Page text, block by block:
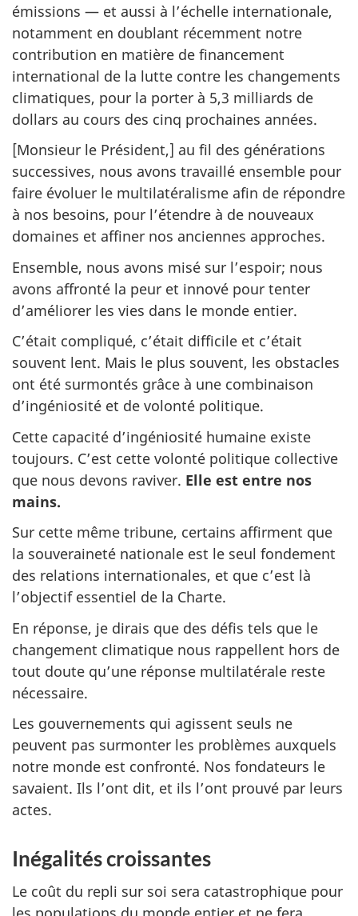
émissions — et aussi à l’échelle internationale,
notamment en doublant récemment notre
contribution en matière de financement
international de la lutte contre les changements
climatiques, pour la porter à 5,3 milliards de
dollars au cours des cinq prochaines années.
[Monsieur le Président,] au fil des générations
successives, nous avons travaillé ensemble pour
faire évoluer le multilatéralisme afin de répondre
à nos besoins, pour l’étendre à de nouveaux
domaines et affiner nos anciennes approches.
Ensemble, nous avons misé sur l’espoir; nous
avons affronté la peur et innové pour tenter
d’améliorer les vies dans le monde entier.
C’était compliqué, c’était difficile et c’était
souvent lent. Mais le plus souvent, les obstacles
ont été surmontés grâce à une combinaison
d’ingéniosité et de volonté politique.
Cette capacité d’ingéniosité humaine existe
toujours. C’est cette volonté politique collective
que nous devons raviver. Elle est entre nos
mains.
Sur cette même tribune, certains affirment que
la souveraineté nationale est le seul fondement
des relations internationales, et que c’est là
l’objectif essentiel de la Charte.
En réponse, je dirais que des défis tels que le
changement climatique nous rappellent hors de
tout doute qu’une réponse multilatérale reste
nécessaire.
Les gouvernements qui agissent seuls ne
peuvent pas surmonter les problèmes auxquels
notre monde est confronté. Nos fondateurs le
savaient. Ils l’ont dit, et ils l’ont prouvé par leurs
actes.
Inégalités croissantes
Le coût du repli sur soi sera catastrophique pour